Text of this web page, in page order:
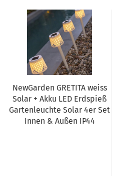
NewGarden GRETITA weiss
Solar + Akku LED Erdspieß
Gartenleuchte Solar 4er Set
Innen & Außen IP44